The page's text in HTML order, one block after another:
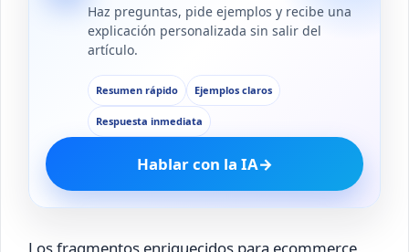
Haz preguntas, pide ejemplos y recibe una
explicación personalizada sin salir del
artículo.
Resumen rápido Ejemplos claros
Respuesta inmediata
Hablar con la IA→
Los fragmentos enriquecidos para ecommerce